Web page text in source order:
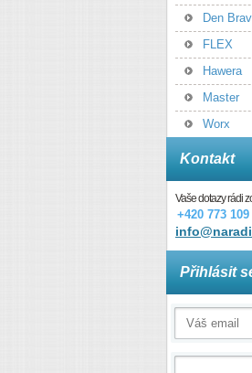
Den
FLEX
Hawera
Master
Worx
Kontakt
Vaše dotazy rádi
+420 773 109
Přihlásit